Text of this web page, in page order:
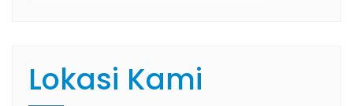
Lokasi Kami